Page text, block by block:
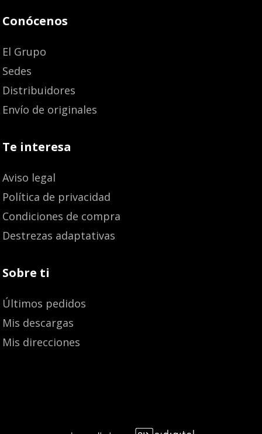
Conócenos
El Grupo
Sedes
Distribuidores
Envío de originales
Te interesa
Aviso legal
Política de privacidad
Condiciones de compra
Destrezas adaptativas
Sobre ti
Últimos pedidos
Mis descargas
Mis direcciones